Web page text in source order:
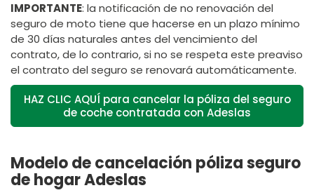
IMPORTANTE: la notificación de no renovación del
seguro de moto tiene que hacerse en un plazo mínimo
de 30 días naturales antes del vencimiento del
contrato, de lo contrario, si no se respeta este preaviso
el contrato del seguro se renovará automáticamente.
HAZ CLIC AQUÍ para cancelar la póliza del seguro
de coche contratada con Adeslas
Modelo de cancelación póliza seguro
de hogar Adeslas